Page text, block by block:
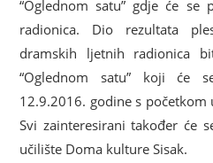
“Oglednom satu” gdje će se
radionica. Dio rezultata
dramskih ljetnih radionica
“Oglednom satu” koji će
12.9.2016. godine s početkom
Svi zainteresirani također će
učilište Doma kulture Sisak.